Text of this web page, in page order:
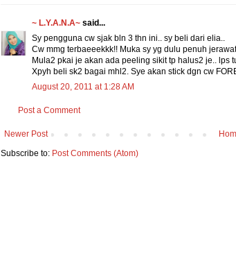
~ L.Y.A.N.A~ said...
Sy pengguna cw sjak bln 3 thn ini.. sy beli dari elia..
Cw mmg terbaeeekkk!! Muka sy yg dulu penuh
Mula2 pkai je akan ada peeling sikit tp halus2 je.. lps
Xpyh beli sk2 bagai mhl2. Sye akan stick dgn cw
August 20, 2011 at 1:28 AM
Post a Comment
Newer Post
Subscribe to: Post Comments (Atom)